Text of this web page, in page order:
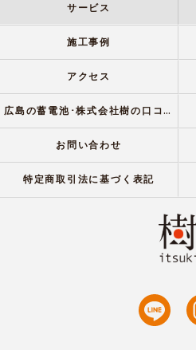
サービス
施工事例
アクセス
広島の蓄電池･株式会社樹の口コミ情報
お問い合わせ
特定商取引法に基づく表記